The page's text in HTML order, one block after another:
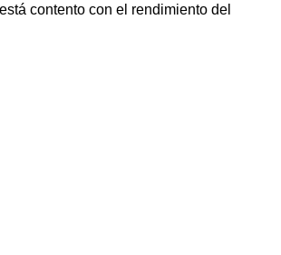
contento con el rendimiento del